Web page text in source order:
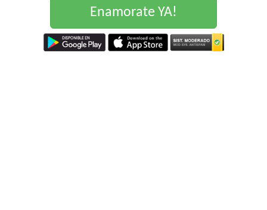
Enamorate YA!